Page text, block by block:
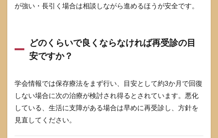
が強い・長引く場合は相談しながら進めるほうが安全です。
どのくらいで良くならなければ再受診の目
安ですか？
学会情報では保存療法をまず行い、目安として約3か月で回復
しない場合に次の治療が検討され得るとされています。悪化
している、生活に支障がある場合は早めに再受診し、方針を
見直してください。